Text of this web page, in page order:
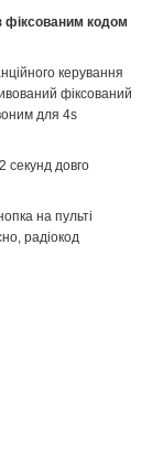
фіксованим кодом
керування
фіксований
для 4s
секунд довго
на пульті
радіокод